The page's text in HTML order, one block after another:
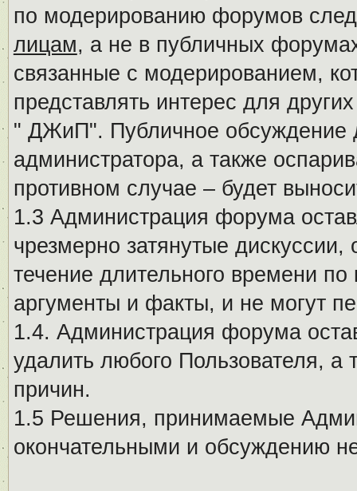
по модерированию форумов
лицам, а не в публичных
связанные с модерированием,
представлять интерес для
" ДЖиП". Публичное обсуждение
администратора, а также
противном случае – будет
1.3 Администрация форума
чрезмерно затянутые
течение длительного времени
аргументы и факты, и не могут
1.4. Администрация форума
удалить любого Пользователя, а
причин.
1.5 Решения, принимаемые
окончательными и обсуждению